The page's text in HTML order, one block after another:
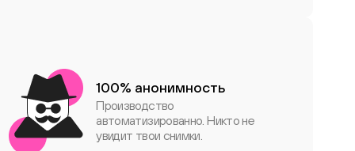
100% анонимность
Производство
автоматизированно. Никто не
увидит твои снимки.